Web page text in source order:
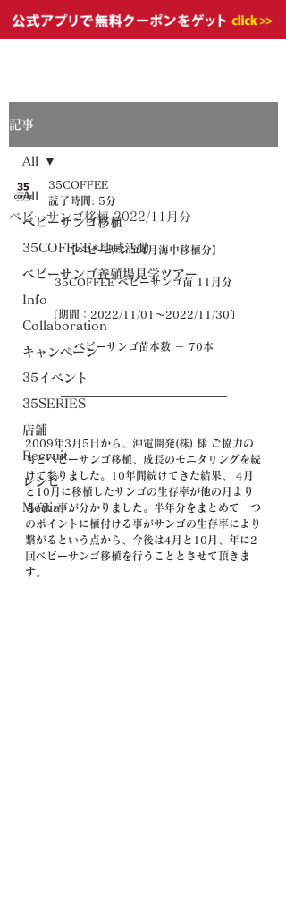
記事
All
ベビーサンゴ移植
35COFFEE×地域活動
ベビーサンゴ養殖場見学ツアー
Info
Collaboration
キャンペーン
35イベント
35SERIES
店舗
Recruit
レシピ
Media
All
ベビーサンゴ移植 2022/11月分
35COFFEE
読了時間: 5分
【ベビーサンゴ4月海中移植分】
35COFFEE ベビーサンゴ苗 11月分
〔期間：2022/11/01～2022/11/30〕
ベビーサンゴ苗本数 － 70本
———————————————–
2009年3月5日から、沖電開発(株) 様 ご協力の
もとベビーサンゴ移植、成長のモニタリングを続
けて参りました。10年間続けてきた結果、 4月
と10月に移植したサンゴの生存率が他の月より
も高い事が分かりました。半年分をまとめて一つ
のポイントに植付ける事がサンゴの生存率により
繋がるという点から、今後は4月と10月、年に2
回ベビーサンゴ移植を行うこととさせて頂きま
す。